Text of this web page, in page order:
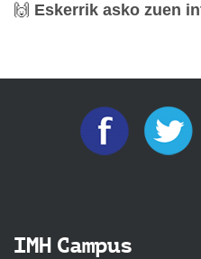
🙌 Eskerrik asko zuen
IMH Campus